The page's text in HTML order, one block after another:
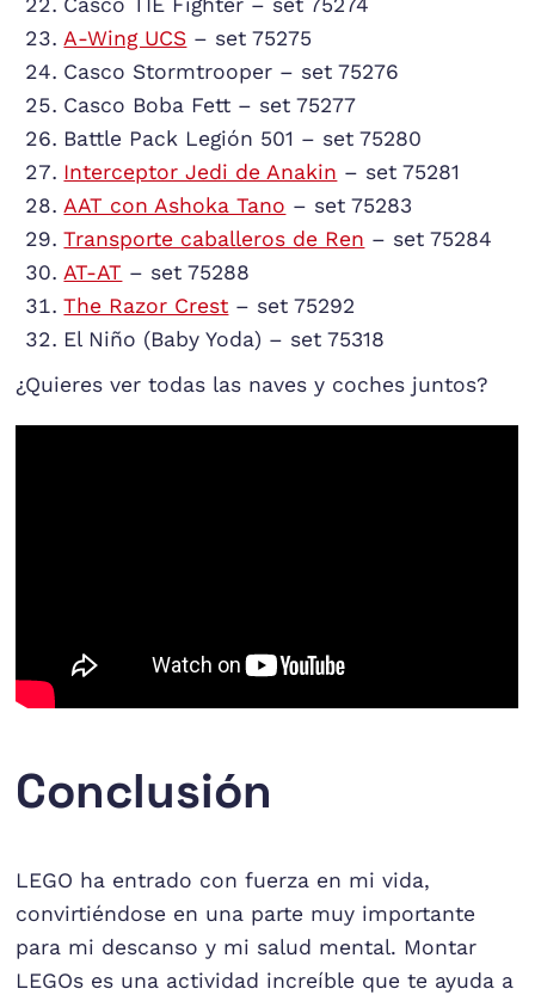
Casco TIE Fighter – set 75274
A-Wing UCS – set 75275
Casco Stormtrooper – set 75276
Casco Boba Fett – set 75277
Battle Pack Legión 501 – set 75280
Interceptor Jedi de Anakin – set 75281
AAT con Ashoka Tano – set 75283
Transporte caballeros de Ren – set 75284
AT-AT – set 75288
The Razor Crest – set 75292
El Niño (Baby Yoda) – set 75318
¿Quieres ver todas las naves y coches juntos?
Conclusión
LEGO ha entrado con fuerza en mi vida,
convirtiéndose en una parte muy importante
para mi descanso y mi salud mental. Montar
LEGOs es una actividad increíble que te ayuda a